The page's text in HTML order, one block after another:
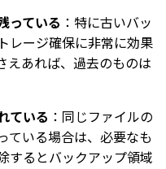
っている ：特に古いバッ
レージ確保に非常に効果
えあれば、過去のものは
ている ：同じファイルの
ている場合は、必要なも
するとバックアップ領域